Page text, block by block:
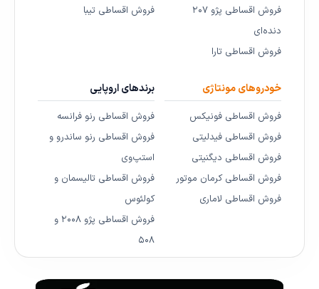
فروش اقساطی پژو ۲۰۷
دنده‌ای
فروش اقساطی تارا
فروش اقساطی تیبا
خودروهای مونتاژی
فروش اقساطی فونیکس
فروش اقساطی فیدلیتی
فروش اقساطی دیگنیتی
فروش اقساطی کرمان موتور
فروش اقساطی لاماری
برندهای اروپایی
فروش اقساطی رنو فرانسه
فروش اقساطی رنو ساندرو و
استپ‌وی
فروش اقساطی تالیسمان و
کولئوس
فروش اقساطی پژو ۲۰۰۸ و
۵۰۸